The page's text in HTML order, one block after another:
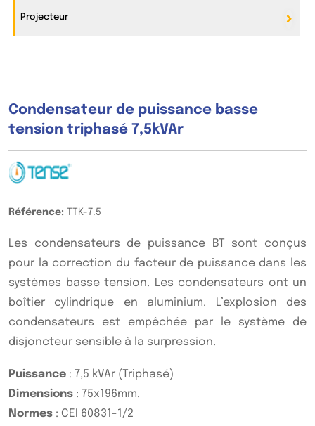
Projecteur
Condensateur de puissance basse
tension triphasé 7,5kVAr
Référence: TTK-7.5
Les condensateurs de puissance BT sont conçus
pour la correction du facteur de puissance dans les
systèmes basse tension. Les condensateurs ont un
boîtier cylindrique en aluminium. L’explosion des
condensateurs est empêchée par le système de
disjoncteur sensible à la surpression.
Puissance : 7,5 kVAr (Triphasé)
Dimensions : 75x196mm.
Normes : CEI 60831-1/2